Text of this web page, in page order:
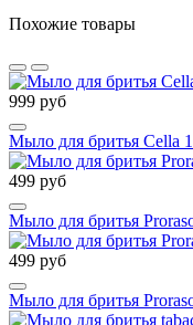
Похожие товары
999 руб
Мыло для бритья Cella
499 руб
Мыло для бритья
499 руб
Мыло для бритья